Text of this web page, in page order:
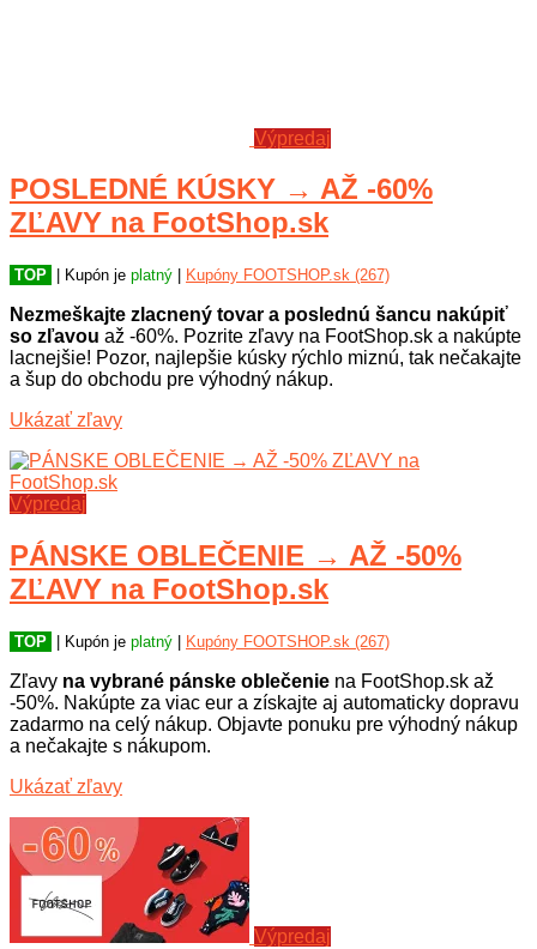
Výpredaj
POSLEDNÉ KÚSKY → AŽ -60%
ZĽAVY na FootShop.sk
TOP | Kupón je platný Kupóny FOOTSHOP.sk (267)
Nezmeškajte zlacnený tovar a poslednú šancu nakúpiť
so zľavou až -60%. Pozrite zľavy na FootShop.sk a nakúpte
lacnejšie! Pozor, najlepšie kúsky rýchlo miznú, tak nečakajte
a šup do obchodu pre výhodný nákup.
Ukázať zľavy
Výpredaj
PÁNSKE OBLEČENIE → AŽ -50%
ZĽAVY na FootShop.sk
TOP | Kupón je platný Kupóny FOOTSHOP.sk (267)
Zľavy na vybrané pánske oblečenie na FootShop.sk až
-50%. Nakúpte za viac eur a získajte aj automaticky dopravu
zadarmo na celý nákup. Objavte ponuku pre výhodný nákup
a nečakajte s nákupom.
Ukázať zľavy
Výpredaj